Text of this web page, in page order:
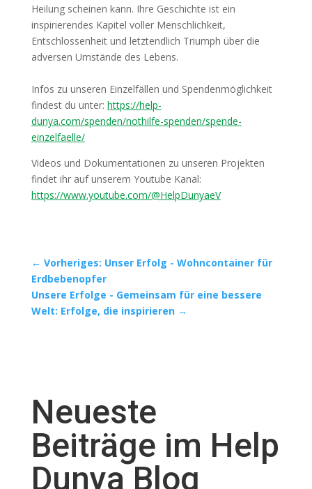
Heilung scheinen kann. Ihre Geschichte ist ein
inspirierendes Kapitel voller Menschlichkeit,
Entschlossenheit und letztendlich Triumph über die
adversen Umstände des Lebens.
Infos zu unseren Einzelfällen und Spendenmöglichkeit
findest du unter: https://help-
dunya.com/spenden/nothilfe-spenden/spende-
einzelfaelle/
Videos und Dokumentationen zu unseren Projekten
findet ihr auf unserem Youtube Kanal:
https://www.youtube.com/@HelpDunyaeV
← Vorheriges: Unser Erfolg - Wohncontainer für
Erdbebenopfer
Unsere Erfolge - Gemeinsam für eine bessere
Welt: Erfolge, die inspirieren→
Neueste
Beiträge im Help
Dunya Blog